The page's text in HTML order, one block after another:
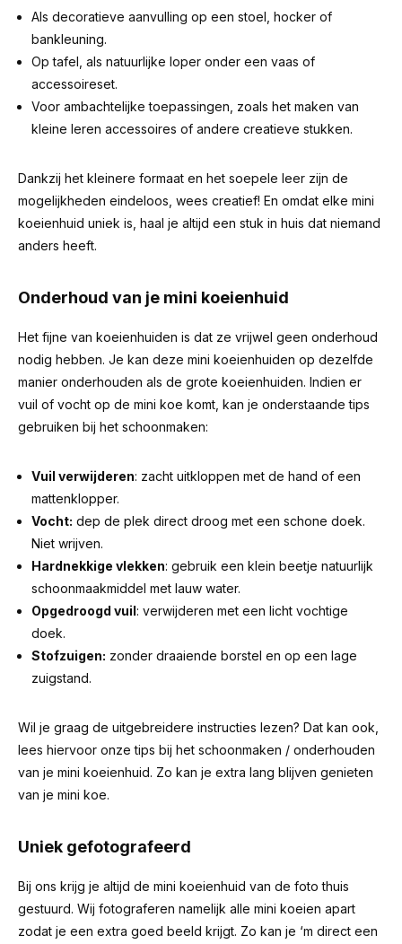
Als decoratieve aanvulling op een stoel, hocker of
bankleuning.
Op tafel, als natuurlijke loper onder een vaas of
accessoireset.
Voor ambachtelijke toepassingen, zoals het maken van
kleine leren accessoires of andere creatieve stukken.
Dankzij het kleinere formaat en het soepele leer zijn de
mogelijkheden eindeloos, wees creatief! En omdat elke mini
koeienhuid uniek is, haal je altijd een stuk in huis dat niemand
anders heeft.
Onderhoud van je mini koeienhuid
Het fijne van koeienhuiden is dat ze vrijwel geen onderhoud
nodig hebben. Je kan deze mini koeienhuiden op dezelfde
manier onderhouden als de grote koeienhuiden. Indien er
vuil of vocht op de mini koe komt, kan je onderstaande tips
gebruiken bij het schoonmaken:
Vuil verwijderen: zacht uitkloppen met de hand of een
mattenklopper.
Vocht: dep de plek direct droog met een schone doek.
Niet wrijven.
Hardnekkige vlekken: gebruik een klein beetje natuurlijk
schoonmaakmiddel met lauw water.
Opgedroogd vuil: verwijderen met een licht vochtige
doek.
Stofzuigen: zonder draaiende borstel en op een lage
zuigstand.
Wil je graag de uitgebreidere instructies lezen? Dat kan ook,
lees hiervoor onze tips bij het schoonmaken / onderhouden
van je mini koeienhuid. Zo kan je extra lang blijven genieten
van je mini koe.
Uniek gefotografeerd
Bij ons krijg je altijd de mini koeienhuid van de foto thuis
gestuurd. Wij fotograferen namelijk alle mini koeien apart
zodat je een extra goed beeld krijgt. Zo kan je ‘m direct een